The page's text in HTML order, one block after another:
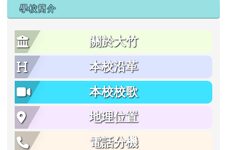
學校簡介
關於大竹
本校沿革
本校校歌
地理位置
電話分機